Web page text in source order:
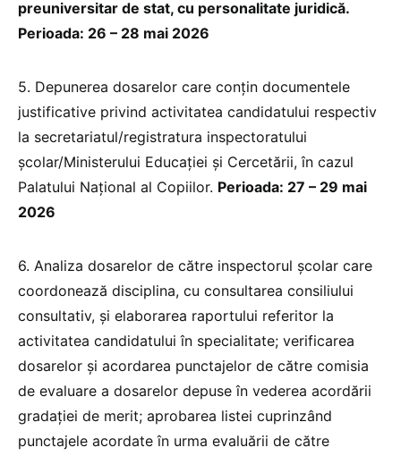
preuniversitar de stat, cu personalitate juridică.
Perioada: 26 – 28 mai 2026
5. Depunerea dosarelor care conţin documentele
justificative privind activitatea candidatului respectiv
la secretariatul/registratura inspectoratului
şcolar/Ministerului Educației și Cercetării, în cazul
Palatului Naţional al Copiilor. Perioada: 27 – 29 mai
2026
6. Analiza dosarelor de către inspectorul şcolar care
coordonează disciplina, cu consultarea consiliului
consultativ, şi elaborarea raportului referitor la
activitatea candidatului în specialitate; verificarea
dosarelor şi acordarea punctajelor de către comisia
de evaluare a dosarelor depuse în vederea acordării
gradaţiei de merit; aprobarea listei cuprinzând
punctajele acordate în urma evaluării de către